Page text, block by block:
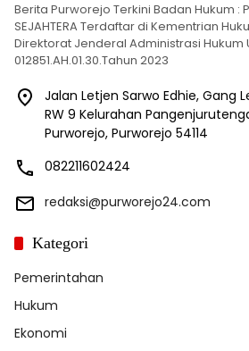
Berita Purworejo Terkini Badan Hukum :
SEJAHTERA Terdaftar di Kementrian
Direktorat Jenderal Administrasi Hukum
012851.AH.01.30.Tahun 2023
Jalan Letjen Sarwo Edhie, Gang
RW 9 Kelurahan
Purworejo, Purworejo 54114
082211602424
redaksi@purworejo24.com
Kategori
Pemerintahan
Hukum
Ekonomi